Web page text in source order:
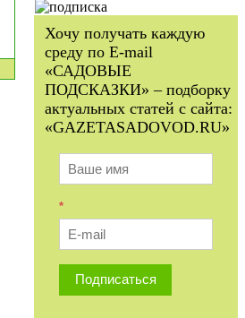
Хочу получать каждую
среду по E-mail
«САДОВЫЕ
ПОДСКАЗКИ» – подборку
актуальных статей с сайта:
«GAZETASADOVOD.RU»
*
Подписаться